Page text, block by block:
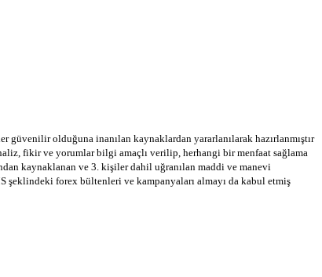
güvenilir olduğuna inanılan kaynaklardan yararlanılarak hazırlanmıştır
fikir ve yorumlar bilgi amaçlı verilip, herhangi bir menfaat sağlama
kaynaklanan ve 3. kişiler dahil uğranılan maddi ve manevi
şeklindeki forex bültenleri ve kampanyaları almayı da kabul etmiş